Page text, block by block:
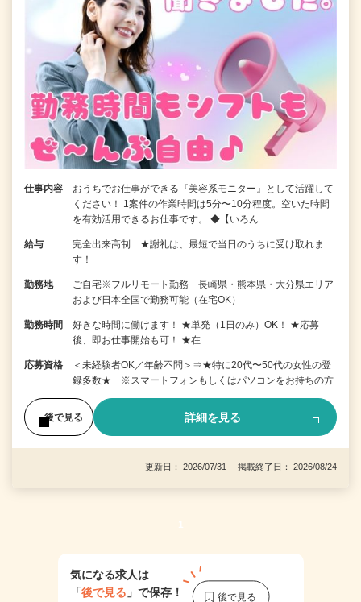
仕事内容
おうちでお仕事ができる『美容系モニター』として活躍して
ください！ 1案件の作業時間は5分〜10分程度。空いた時間
を有効活用できるお仕事です。 ◆【いろん…
給与
完全出来高制 ★謝礼は、最短で当日のうちに受け取れま
す！
勤務地
ご自宅※フルリモート勤務 長崎県・熊本県・大分県エリア
および日本全国で勤務可能（在宅OK）
勤務時間
好きな時間に働けます！ ★単発（1日のみ）OK！ ★応募
後、即お仕事開始も可！ ★在…
応募資格
＜未経験者OK／年齢不問＞⇒★特に20代〜50代の女性の登
録多数★ ※スマートフォンもしくはパソコンをお持ちの方
後で見る 詳細を見る
更新日： 2026/07/31 掲載終了日： 2026/08/24
1
気になる求人は
「後で見る 」で保存！